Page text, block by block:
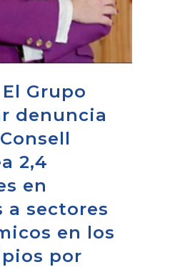
El Grupo
denuncia
2,4
en
a sectores
en los
por